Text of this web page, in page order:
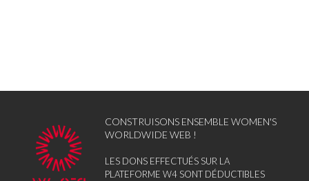
CONSTRUISONS ENSEMBLE WOMEN'S
WORLDWIDE WEB !
LES DONS EFFECTUÉS SUR LA
PLATEFORME W4 SONT DÉDUCTIBLES